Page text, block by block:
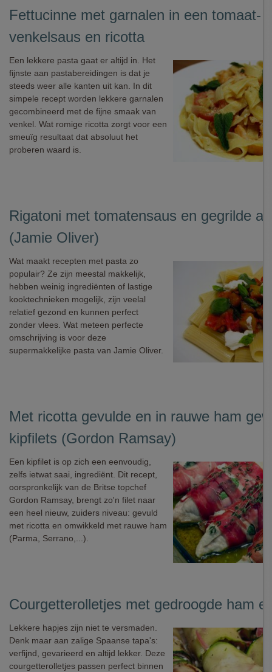
Fettucinne met garnalen in een tomaat-
venkelsaus en ricotta
Een lekkere pasta gaat er altijd in. Het
fijnste aan pastabereidingen is dat je
steeds weer alle kanten uit kan. In dit
simpele recept worden lekkere garnalen
gecombineerd met de fijne smaak van
venkel. Wat romige ricotta zorgt voor een
smeuïg resultaat dat absoluut het
proberen waard is.
Rigatoni met tomatensaus en gegrilde
(Jamie Oliver)
Wat maakt recepten met pasta zo
populair? Ze zijn meestal makkelijk,
hebben weinig ingrediënten of lastige
kooktechnieken mogelijk, zijn veelal
relatief gezond en kunnen perfect
zonder vlees. Wat meteen perfecte
omschrijving is voor deze
supermakkelijke pasta van Jamie Oliver.
Met ricotta gevulde en in rauwe ham
kipfilets (Gordon Ramsay)
Een kipfilet is op zich een eenvoudig,
zelfs ietwat saai, ingrediënt. Dit recept,
oorspronkelijk van de Britse topchef
Gordon Ramsay, brengt zo'n filet naar
een heel nieuw, zuiders niveau: gevuld
met ricotta en omwikkeld met rauwe ham
(Parma, Serrano,...).
Courgetterolletjes met gedroogde ham
Lekkere hapjes zijn niet te versmaden.
Denk maar aan zalige Spaanse tapa's:
verfijnd, gevarieerd en altijd lekker. Deze
courgetterolletjes passen perfect binnen